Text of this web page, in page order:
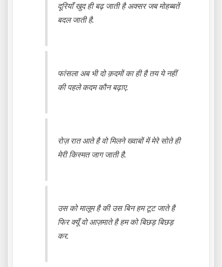
दूरियाँ खुद ही बढ़ जाती है अक्सर जब मोहब्बतें
बदल जाती है.
फांसला अब भी दो क़दमों का ही है तय ये नहीं
की पहले कदम कौन बढ़ाए.
रोज़ रात आते है वो मिलने ख्वाबों में मेरे सोते ही
मेरी किस्मत जाग जाती है.
उस को मालूम है की उस बिन हम टूट जाते है
फिर क्यूँ वो आज़माते है हम को बिछड़ बिछड़
कर.